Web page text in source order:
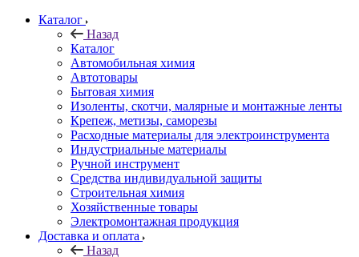
Каталог
Назад
Каталог
Автомобильная химия
Автотовары
Бытовая химия
Изоленты, скотчи, малярные и монтажные ленты
Крепеж, метизы, саморезы
Расходные материалы для электроинструмента
Индустриальные материалы
Ручной инструмент
Средства индивидуальной защиты
Строительная химия
Хозяйственные товары
Электромонтажная продукция
Доставка и оплата
Назад